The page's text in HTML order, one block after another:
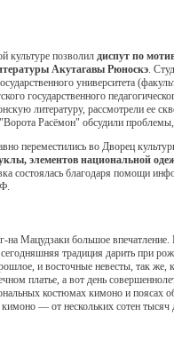
культуре позволил диспут по
Акутагавы Рюноскэ .
университета
государственного
литературу, рассмотрели ее
Расёмон" обсудили проблемы,
переместились во Дворец
элементов национальной
состоялась благодаря помощи
на Мацудзаки большое
традиция дарить при
и восточные невесты, так же,
платье, а вот день
костюмах кимоно и поясах
кимоно — от нескольких сотен